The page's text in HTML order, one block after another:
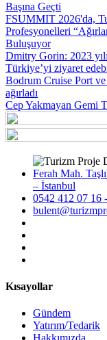
Başına Geçti
FSUMMIT 2026'da,
Profesyonelleri
Buluşuyor
Dmitry Gorin: 2023
Türkiye’yi ziyaret
Bodrum Cruise Port
ağırladı
Cep Yakmayan Gemi
Ferah Mah.
– İstanbul
0542 412 07 16
Kısayollar
Gündem
Yatırım/Tedarik